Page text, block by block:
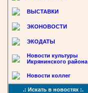
ВЫСТАВКИ
ЭКОНОВОСТИ
ЭКОДАТЫ
Новости культуры
Икрянинского района
Новости коллег
.: Искать в новостях :.